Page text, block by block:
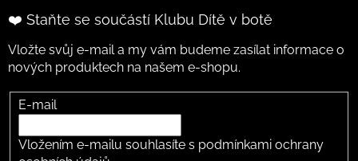
❤️ Staňte se součástí Klubu Dítě v botě
Vložte svůj e-mail a my vám budeme zasílat informace o
nových produktech na našem e-shopu.
E-mail
Vložením e-mailu souhlasíte s podmínkami ochrany